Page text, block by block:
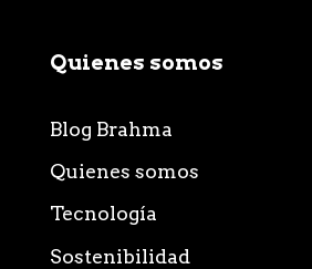
Quienes somos
Blog Brahma
Quienes somos
Tecnología
Sostenibilidad